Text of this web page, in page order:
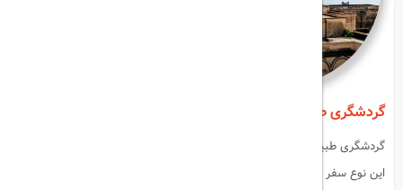
گردشگری طبیعی (Nature Tourism)
گردشگری طبیعی، علاقه‌مندان به طبیعت و مناظر بکر را هدف قرار می‌دهد.
این نوع سفر شامل بازدید از کوه‌ها، جنگل‌ها، دریاچه‌ها و پارک‌های ملی